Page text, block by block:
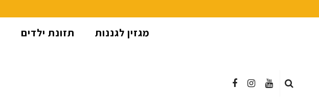
תזונת ילדים מגזין לגננות